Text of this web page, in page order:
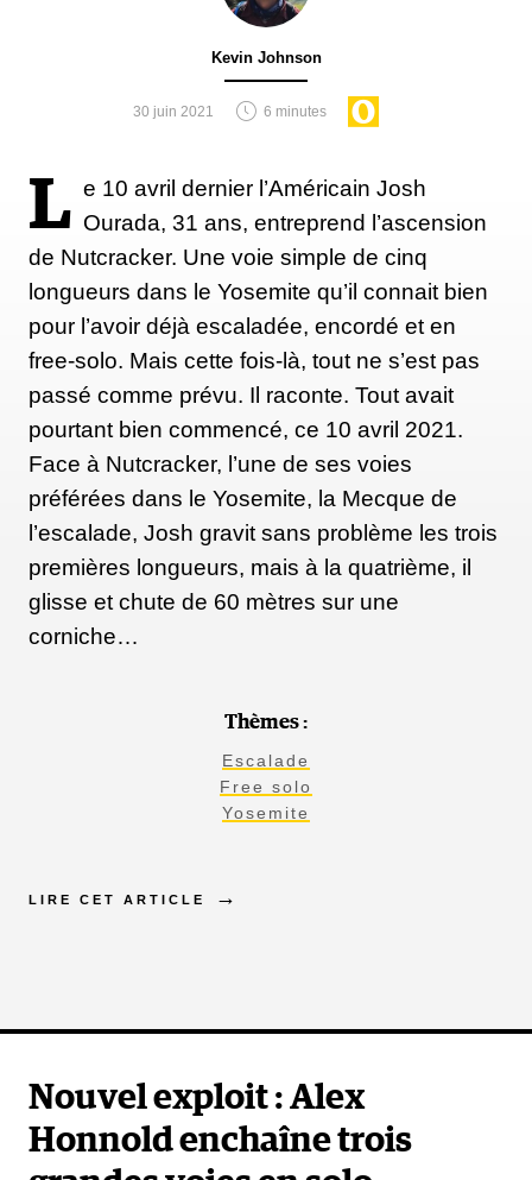
Kevin Johnson
30 juin 2021 6 minutes
L e 10 avril dernier l’Américain Josh
Ourada, 31 ans, entreprend l’ascension
de Nutcracker. Une voie simple de cinq
longueurs dans le Yosemite qu’il connait bien
pour l’avoir déjà escaladée, encordé et en
free-solo. Mais cette fois-là, tout ne s’est pas
passé comme prévu. Il raconte. Tout avait
pourtant bien commencé, ce 10 avril 2021.
Face à Nutcracker, l’une de ses voies
préférées dans le Yosemite, la Mecque de
l’escalade, Josh gravit sans problème les trois
premières longueurs, mais à la quatrième, il
glisse et chute de 60 mètres sur une
corniche…
Thèmes :
Escalade
Free solo
Yosemite
LIRE CET ARTICLE
Nouvel exploit : Alex
Honnold enchaîne trois